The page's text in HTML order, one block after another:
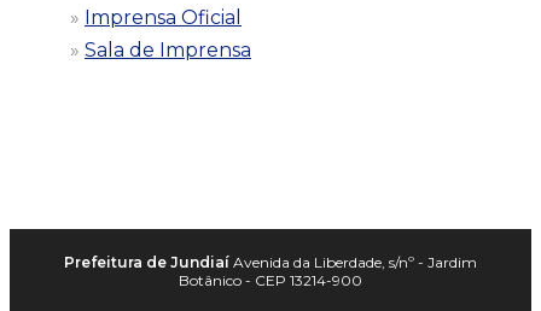
Imprensa Oficial
Sala de Imprensa
Prefeitura de Jundiaí Avenida da Liberdade, s/nº - Jardim
Botânico - CEP 13214-900